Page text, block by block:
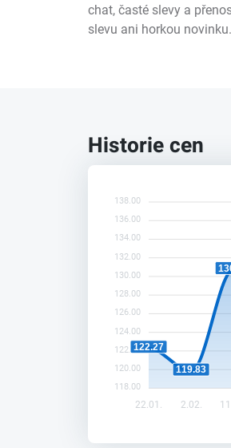
chat, časté slevy a
slevu ani horkou novinku.
Historie cen
138.00
136.00
134.00
132.00
130.00
128.00
126.00
124.00
122.00
120.00
118.00
122.27
119.83
22.01. 2.02.